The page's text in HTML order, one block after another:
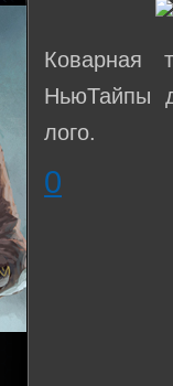
Коварная
НьюТайпы
лого.
0